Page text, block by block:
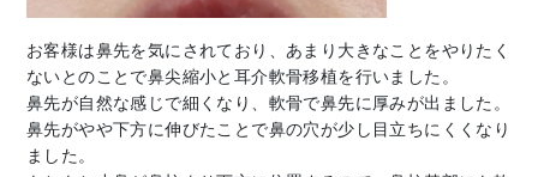
お客様は鼻先を気にされており、あまり大きなことをやりたく
ないとのことで鼻尖縮小と耳介軟骨移植を行いました。
鼻先が自然な感じで細くなり、軟骨で鼻先に厚みが出ました。
鼻先がやや下方に伸びたことで鼻の穴が少し目立ちにくくなり
ました。